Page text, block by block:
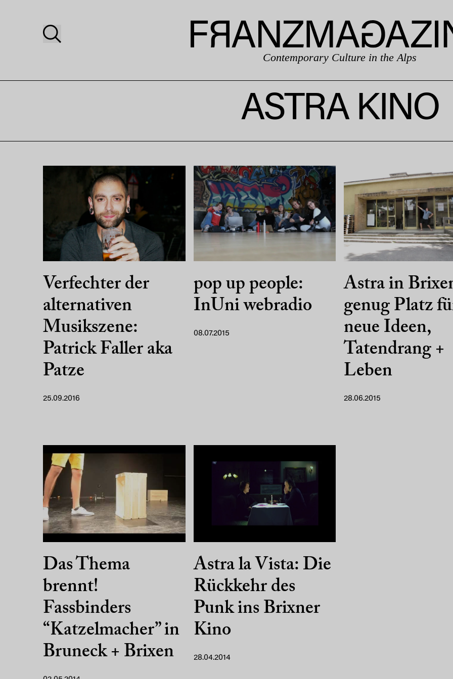
Contemporary Culture in the Alps
ASTRA KINO
Verfechter der
alternativen
Musikszene:
Patrick Faller aka
Patze
25.09.2016
pop up people:
InUni webradio
08.07.2015
Astra in
genug Platz
neue Ideen,
Tatendrang +
Leben
28.06.2015
Das Thema
brennt!
Fassbinders
“Katzelmacher” in
Bruneck + Brixen
Astra la Vista: Die
Rückkehr des
Punk ins Brixner
Kino
28.04.2014